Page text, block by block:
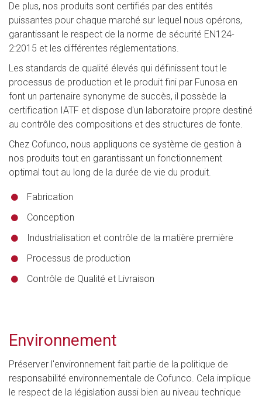
De plus, nos produits sont certifiés par des entités
puissantes pour chaque marché sur lequel nous opérons,
garantissant le respect de la norme de sécurité EN124-
2:2015 et les différentes réglementations.
Les standards de qualité élevés qui définissent tout le
processus de production et le produit fini par Funosa en
font un partenaire synonyme de succès, il possède la
certification IATF et dispose d'un laboratoire propre destiné
au contrôle des compositions et des structures de fonte.
Chez Cofunco, nous appliquons ce système de gestion à
nos produits tout en garantissant un fonctionnement
optimal tout au long de la durée de vie du produit.
Fabrication
Conception
Industrialisation et contrôle de la matière première
Processus de production
Contrôle de Qualité et Livraison
Environnement
Préserver l'environnement fait partie de la politique de
responsabilité environnementale de Cofunco. Cela implique
le respect de la législation aussi bien au niveau technique